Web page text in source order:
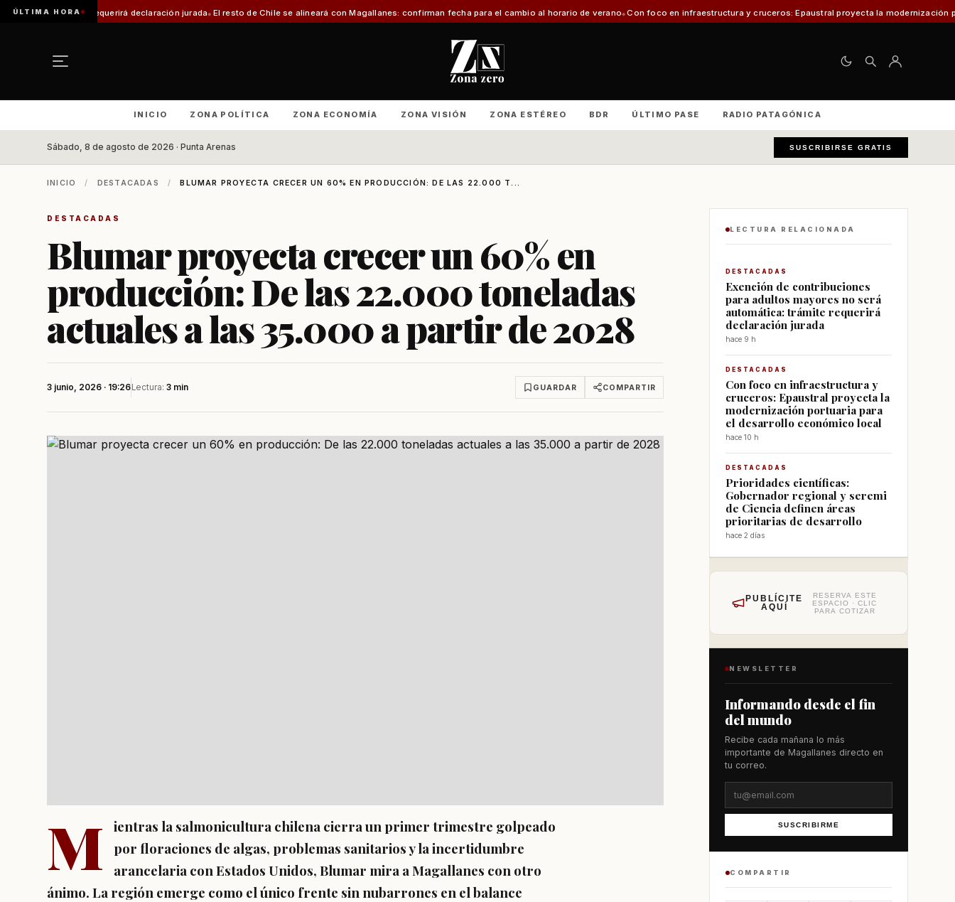
ÚLTIMA HORA
requerirá declaración jurada El resto de Chile se alineará con Magallanes: confirman fecha para el cambio al horario de verano Con foco en infraestructura y cruceros: Epaustral proyecta la modernización portuaria para el
INICIO ZONA POLÍTICA ZONA ECONOMÍA ZONA VISIÓN ZONA ESTÉREO BDR ÚLTIMO PASE RADIO PATAGÓNICA
Sábado, 8 de agosto de 2026 · Punta Arenas SUSCRIBIRSE GRATIS
INICIO / DESTACADAS / BLUMAR PROYECTA CRECER UN 60% EN PRODUCCIÓN: DE LAS 22.000 T...
DESTACADAS
Blumar proyecta crecer un 60% en
producción: De las 22.000 toneladas
actuales a las 35.000 a partir de 2028
3 junio, 2026 · 19:26Lectura: 3 min GUARDAR COMPARTIR
M
ientras la salmonicultura chilena cierra un primer trimestre golpeado
por floraciones de algas, problemas sanitarios y la incertidumbre
arancelaria con Estados Unidos, Blumar mira a Magallanes con otro
ánimo. La región emerge como el único frente sin nubarrones en el balance
LECTURA RELACIONADA
DESTACADAS
Exención de contribuciones
para adultos mayores no será
automática: trámite requerirá
declaración jurada
hace 9 h
DESTACADAS
Con foco en infraestructura y
cruceros: Epaustral proyecta la
modernización portuaria para
el desarrollo económico local
hace 10 h
DESTACADAS
Prioridades científicas:
Gobernador regional y seremi
de Ciencia definen áreas
prioritarias de desarrollo
hace 2 días
PUBLÍCITE
AQUÍ
RESERVA ESTE
ESPACIO · CLIC
PARA COTIZAR
NEWSLETTER
Informando desde el fin
del mundo
Recibe cada mañana lo más
importante de Magallanes directo en
tu correo.
SUSCRIBIRME
COMPARTIR